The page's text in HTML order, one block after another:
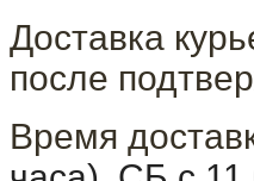
Доставка
после
Время